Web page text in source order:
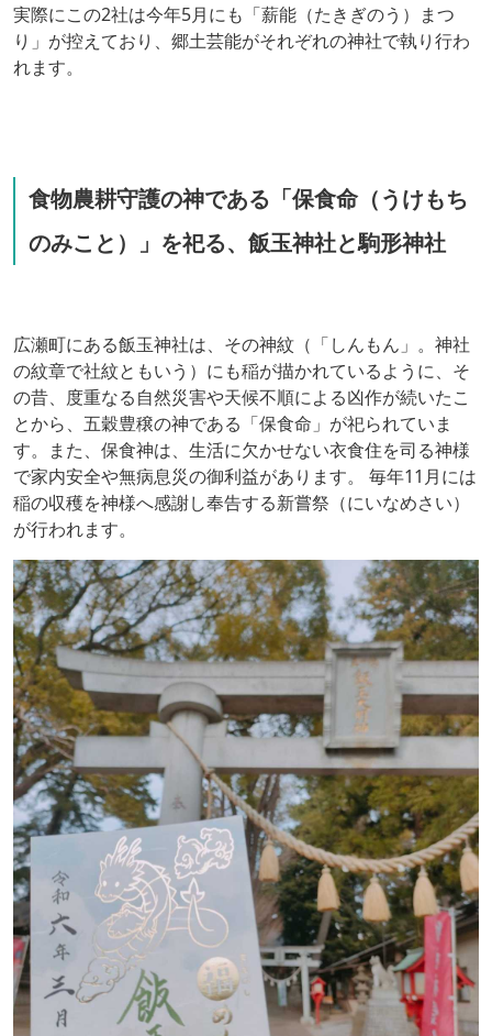
実際にこの2社は今年5月にも「薪能（たきぎのう）まつ
り」が控えており、郷土芸能がそれぞれの神社で執り行わ
れます。
食物農耕守護の神である「保食命（うけもち
のみこと）」を祀る、飯玉神社と駒形神社
広瀬町にある飯玉神社は、その神紋（「しんもん」。神社
の紋章で社紋ともいう）にも稲が描かれているように、そ
の昔、度重なる自然災害や天候不順による凶作が続いたこ
とから、五穀豊穣の神である「保食命」が祀られていま
す。また、保食神は、生活に欠かせない衣食住を司る神様
で家内安全や無病息災の御利益があります。 毎年11月には
稲の収穫を神様へ感謝し奉告する新嘗祭（にいなめさい）
が行われます。